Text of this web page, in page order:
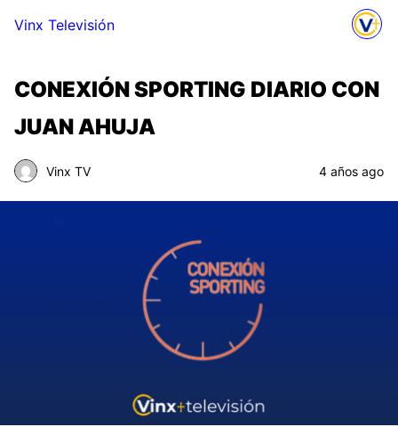
Vinx Televisión
CONEXIÓN SPORTING DIARIO CON
JUAN AHUJA
Vinx TV 4 años ago